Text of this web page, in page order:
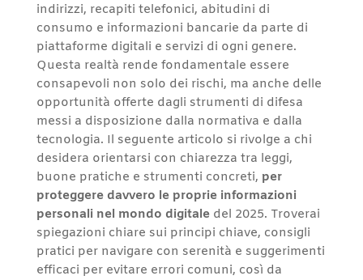
indirizzi, recapiti telefonici, abitudini di
consumo e informazioni bancarie da parte di
piattaforme digitali e servizi di ogni genere.
Questa realtà rende fondamentale essere
consapevoli non solo dei rischi, ma anche delle
opportunità offerte dagli strumenti di difesa
messi a disposizione dalla normativa e dalla
tecnologia. Il seguente articolo si rivolge a chi
desidera orientarsi con chiarezza tra leggi,
buone pratiche e strumenti concreti, per
proteggere davvero le proprie informazioni
personali nel mondo digitaledel 2025. Troverai
spiegazioni chiare sui principi chiave, consigli
pratici per navigare con serenità e suggerimenti
efficaci per evitare errori comuni, così da